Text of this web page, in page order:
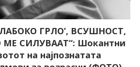
ГРЛО’, ВСУШНОСТ,
МЕ СИЛУВААТ“: Шокантни
на најпознатата